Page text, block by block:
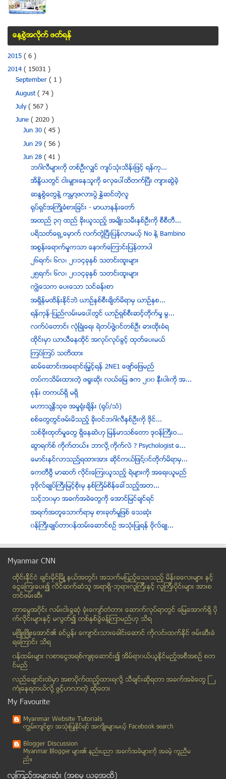
ေန႔စြဲအလိုက္ ဖတ္ရန္
2015 ( 6 )
2014 ( 15031 )
September ( 1 )
August( 74 )
July( 567 )
June ( 2020 )
Jun 30( 45 )
Jun 29( 56 )
Jun 28( 41 )
ဘဂၤါလီမ်ားကို တစ္ဦးလွ်င္ က်ပ္သံုးသိန္းျဖင့္ ရန္ကု...
အိႏၵိယတြင္ ငါးမွ်ားေနသူကို ေလွေပၚထိတက္ၿပီး က်ားဆြဲခဲ့
ဆႏၵစြဲေတြနဲ႔ ကမၻာ႔ဖလားပြဲ ႏႊဲဆင္တဲ့လူ
႐ုပ္ရွင္အႀကိဳခံစားျခင္း - မာယာနန္းေတာ္
အထည္ ၃၇ ထည္ ခုိးယူသည့္ အမ်ိဳးသမီးႏွစ္ဦးကို စီစီတီ...
ပရိသတ္ေရွ႕ေမွာက္ လက္တြဲၿပီးျပန္လာမယ့္ No နဲ႔ Bambino
အစြန္းေရာက္မႈကသာ ေနာက္ေၾကာင္းျပန္တာပါ
၂၆ရက္၊ ၆လ၊ ၂၀၁၄ခုႏွစ္ သတင္းထူးမ်ား
၂၅ရက္၊ ၆လ၊ ၂၀၁၄ခုႏွစ္ သတင္းထူးမ်ား
ကၽြဲေသက ေပးေသာ သင္ခန္းစာ
အရွိန္မထိန္းႏိုင္ဘဲ ယာဥ္ႏွစ္စီးခ်ိတ္မိရာမွ ယာဥ္ႏွစ...
ရန္ကုန္-ျပည္လမ္းမေပၚတြင္ ယာဥ္ရွစ္စီးဆင့္တိုက္မႈ မြ...
လက္ပံေတာင္း လံုၿခံဳေရး ရဲတပ္ဖြဲ႔၀င္တစ္ဦး ဓားထုိးခံရ
ထိုင္းမွာ ယာယီေနထိုင္ အလုပ္လုပ္ခြင့္ ထုတ္ေပးမယ္
ၾကပ္ၾကပ္ သတိထား
ဆမ္ေဆာင္းအေရာင္းျမႇင့္ရန္ 2NE1 ေဖ်ာ္ေျဖမည္
တပ္ကသိမ္းထားတဲ့ ဖရူးဆိုး လယ္ေျမ ဧက ၂၀၀ နီးပါးကို အ...
စုန္း တကယ္ရွိ မရွိ
မဟာသႏၱိသုခ အမႈရံုးခ်ိန္း (ရုပ္/သံ)
စစ္ေတြတြင္ဖမ္းမိသည့္ ခိုးဝင္ဘဂၤါလီႏွစ္ဦးကို ဒိုင္...
သစ္ခိုးထုတ္မႈေတြ ရွိေနဆဲဟု ျမန္မာသစ္ေတာ ဒုဝန္ႀကီးဝ...
ဆြာရက္စ္ ကိုက္တယ္။ ဘာလို ့ကိုက္လဲ ? Psychologist ေ...
ေမာင္းနင္လာသည္႔ရထားအား ဆိုင္ကယ္ျဖင္႔၀င္တိုက္မိရာမွ...
ေကတီဗြီ မာဆတ္ လိုင္းေၾကးယူသည့္ ရဲမ်ားကုိ အေရးယူမည္
ဒုဗိုလ္ခ်ဳပ္ႀကီးျမင့္စိုးမွ ႏွစ္ႀကိမ္စိန္ေခၚသည့္အတ...
သင့္ဘ၀မွာ အခက္အခဲေတြကို ေအာင္ျမင္ခ်င္ရင္
အရက္အတူေသာက္ရာမွ စားခုတ္မႈျဖစ္ ေသဆုံး
၀န္ႀကီးခ်ဳပ္တာ၀န္ထမ္းေဆာင္စဥ္ အသံုးျပဳရန္ ဗုိလ္ခ်ဳ...
ဗိုလ္ခ်ဳပ္ႀကီးစိုး၀င္း အတၳဳပၸတၱိစာအုပ္ ထြက္လာ ဒီပဲ...
Android ကို ပိုမိုလံုၿခံဳေအာင္ ျပဳလုပ္ထားႏိုင္မည့္...
ခြင္႔ျပဳခ်က္မရရွိဘဲ ေက်ာင္းစာသင္ခန္းအတြင္း ၀င္ေရာက...
တ႐ုတ္ႏိုင္ငံရွိ ျမန္မာအလုပ္သမားမ်ားကို ကာကြယ္ေပးရန...
Teen Beauty လွခ်င္ရက္ စက္စက္ယို
MH-370 အလိုအေလ်ာက္စနစ္ျဖင့္ ပ်ံသန္းေနစဥ္ ပ်က္က်သြာ...
ခ်စ္သက္ေသျပကာ ကားေရွ့၀င္ေျပးအတိုက္ခံၿပီး ေသဆံုးခဲ့...
ဆင္းရဲစဥ္က စြန္႔ခြာသြားသည့္ ခ်စ္သူေဟာင္းကို စိတ္ကူ...
ကင္ဆာႏွင့္ အက်ိတ္ဆဲလ္မ်ားကို ေသေစႏုိင္ေသာ ဗုိင္းရပ...
ကမာၻ႕အခ်မ္းသာဆံုး လူငယ္လူရြယ္မ်ား
Jun 27( 44 )
Jun 26( 56 )
Jun 25( 49 )
Jun 24( 58 )
Jun 23
Myanmar CNN
ထိုင္းနို္င္ငံ ခ်င္းမိုင္ျမိဳ ့နယ္အတြင္း အသက္မျပည့္ေသးသည့္ မိန္းခေလးမ်ား နွင့္
ေငြေၾကးေပး၍ လိင္ဆက္ဆံသူ အရာရွိ-ဘုရားလူၾကီးနွင့္ လူၾကီးပိုင္းမ်ား အားစ
တင္ဖမ္းဆီး
တာေမြအ၀ိုင္း လမ္းငါးခြဆံု ခံုးေက်ာ္တံတား ေဆာက္လုပ္ရာတြင္ ေျမေအာက္ရွိ ပို
က္လိုင္းမ်ားႏွင့္ မလြတ္၍ တစ္ႏွစ္ခြဲခန္႔ၾကာမည္ဟု သိရ
မၿဖိဳးၿဖိဳးေအာင္၏ ခင္ပြန္း ေက်ာင္းသားေခါင္းေဆာင္ ကိုလင္းထက္ႏိုင္ ဖမ္းဆီးခံ
ရေၾကာင္း သိရ
၀န္ထမ္းမ်ား လစာေငြအရစ္က်စုေဆာင္း၍ အိမ္ရာ၀ယ္ယူႏုိင္မည့္အစီအစဥ္ စတ
င္မည္
လည္ေခ်ာင္းထဲမွာ အစာပိုက္ထည့္ထားရလုိ႔ သီခ်င္းဆုိရတာ အခက္အခဲေတြ ႀ
ကံဳေနရတယ္လို႔ ဖြင့္ဟလာတဲ့ ဆုိေတး
My Favourite
Myanmar Website Tutorials
ကၽြမ္းက်င္စြာ အသုံးျပဳႏုိင္ရင္ အက်ိဳးမ်ားမယ့္ Facebook search
Blogger Discussion
Myanmar Blogger မ်ား၏ နည္းပညာ အခက္အခဲမ်ားကုိ အခမဲ့ ကူညီမ
ည္။
လူၾကည့္အမ်ားဆုံး (အစမွ ယခုအထိ)